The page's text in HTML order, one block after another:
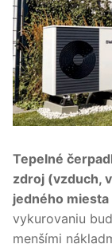
Tepelné
zdroj (vzduch,
jedného miesta
vykurovaniu
menšími